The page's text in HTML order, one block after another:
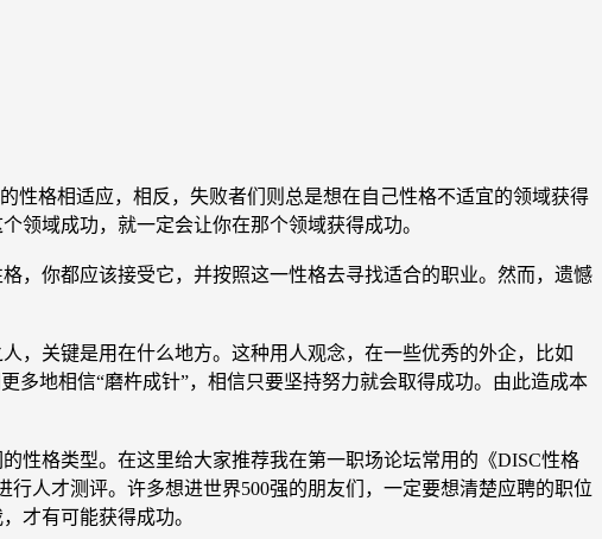
格相适应，相反，失败者们则总是想在自己性格不适宜的领域获得
领域成功，就一定会让你在那个领域获得成功。
你都应该接受它，并按照这一性格去寻找适合的职业。然而，遗憾
关键是用在什么地方。这种用人观念，在一些优秀的外企，比如
地相信“磨杵成针”，相信只要坚持努力就会取得成功。由此造成本
格类型。在这里给大家推荐我在第一职场论坛常用的《DISC性格
人才测评。许多想进世界500强的朋友们，一定要想清楚应聘的职位
才有可能获得成功。